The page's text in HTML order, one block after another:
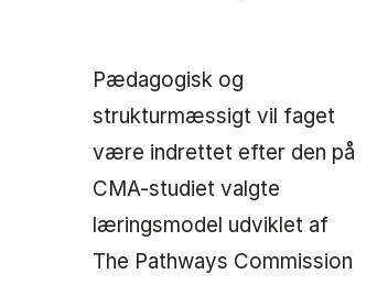
Pædagogisk og
strukturmæssigt vil faget
være indrettet efter den på
CMA-studiet valgte
læringsmodel udviklet af
The Pathways Commission